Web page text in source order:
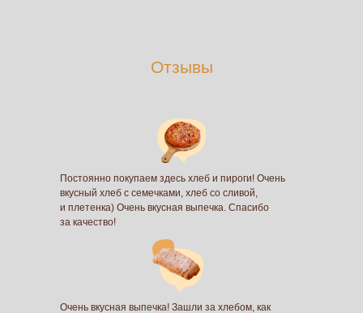
Отзывы
Постоянно покупаем здесь хлеб и пироги! Очень
вкусный хлеб с семечками, хлеб со сливой,
и плетенка) Очень вкусная выпечка. Спасибо
за качество!
Очень вкусная выпечка! Зашли за хлебом, как